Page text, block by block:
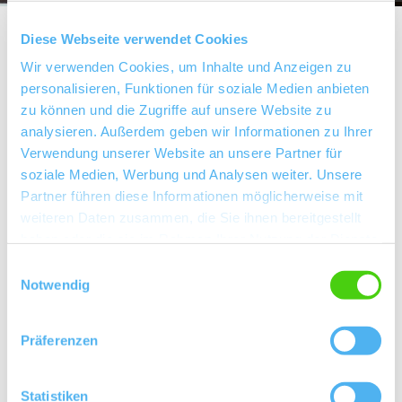
Diese Webseite verwendet Cookies
Wir verwenden Cookies, um Inhalte und Anzeigen zu
personalisieren, Funktionen für soziale Medien anbieten
zu können und die Zugriffe auf unsere Website zu
analysieren. Außerdem geben wir Informationen zu Ihrer
Verwendung unserer Website an unsere Partner für
soziale Medien, Werbung und Analysen weiter. Unsere
Partner führen diese Informationen möglicherweise mit
weiteren Daten zusammen, die Sie ihnen bereitgestellt
Notwendig
Präferenzen
Statistiken
Über uns
Kellermeister Horst Menger
Rebfläche 15 Hektar
Horst Menger
Tel: (0049) 6246 298